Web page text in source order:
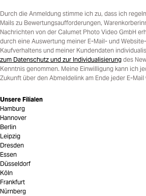
Durch die Anmeldung stimme ich zu, dass ich
Mails zu Bewertungsaufforderungen,
Nachrichten von der Calumet Photo Video GmbH
durch eine Auswertung meiner E-Mail- und
Kaufverhaltens und meiner Kundendaten
zum Datenschutz und zur Individualisierung des
Kenntnis genommen. Meine Einwilligung kann ich
Zukunft über den Abmeldelink am Ende jeder E-
Unsere Filialen
Hamburg
Hannover
Berlin
Leipzig
Dresden
Essen
Düsseldorf
Köln
Frankfurt
Nürnberg